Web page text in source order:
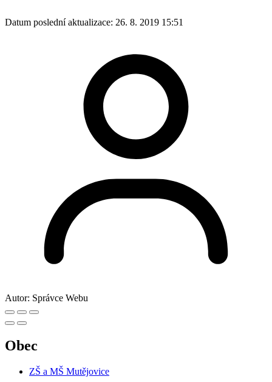
Datum poslední aktualizace: 26. 8. 2019 15:51
Autor: Správce Webu
Obec
ZŠ a MŠ Mutějovice